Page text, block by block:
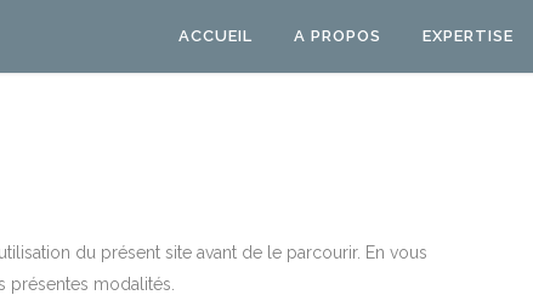
ACCUEIL A PROPOS EXPERTISE
du présent site avant de le parcourir. En vous
présentes modalités.